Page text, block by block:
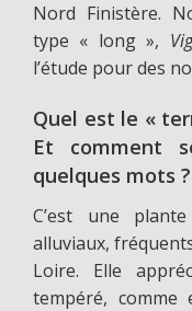
Nord Finistère.
type « long »,
l’étude pour des
Quel est le «
Et comment
quelques mots ?
C’est une
alluviaux,
Loire. Elle
tempéré, comme